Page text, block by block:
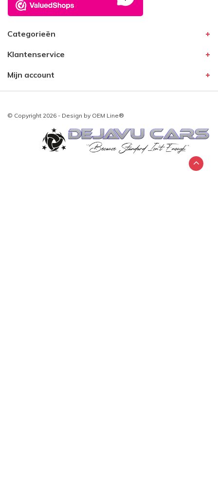
Categorieën
Klantenservice
Mijn account
© Copyright 2026 - Design by OEM Line®